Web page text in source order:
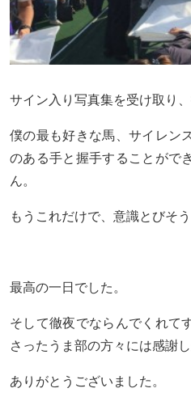
サイン入り写真集を受け取り
僕の最も好きな馬、サイレン
のある手と握手することがで
ん。
もうこれだけで、意識とびそう
最高の一日でした。
そして徹夜でならんでくれて
さったうま部の方々には感謝
ありがとうございました。